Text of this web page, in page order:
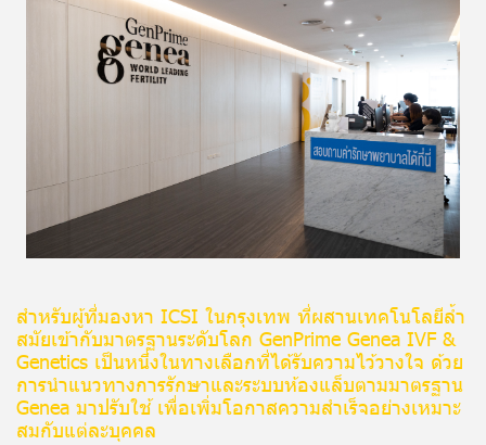
สำหรับผู้ที่มองหา ICSI ในกรุงเทพ ที่ผสานเทคโนโลยีล้ำ
สมัยเข้ากับมาตรฐานระดับโลก GenPrime Genea IVF &
Genetics เป็นหนึ่งในทางเลือกที่ได้รับความไว้วางใจ ด้วย
การนำแนวทางการรักษาและระบบห้องแล็บตามมาตรฐาน
Genea มาปรับใช้ เพื่อเพิ่มโอกาสความสำเร็จอย่างเหมาะ
สมกับแต่ละบุคคล